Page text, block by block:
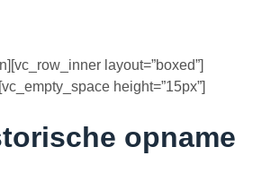
& waardestelling
3D inmeten
layout=”boxed”]
height=”15px”]
opname